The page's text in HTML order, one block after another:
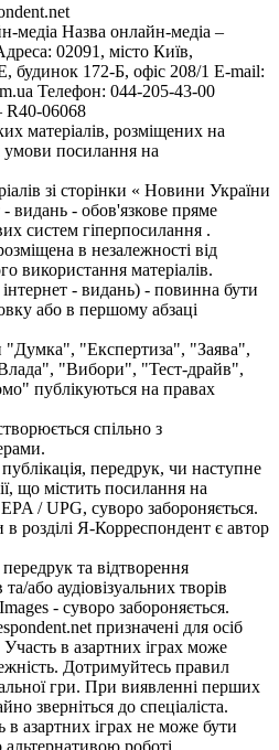
медіа Назва онлайн-медіа –
02091, місто Київ,
172-Б, офіс 208/1 E-mail:
Телефон: 044-205-43-00
R40-06068
матеріалів, розміщених на
умови посилання на
зі сторінки « Новини України
- видань - обов'язкове пряме
систем гіперпосилання .
в незалежності від
використання матеріалів.
- видань) - повинна бути
або в першому абзаці
"Думка", "Експертиза", "Заява",
"Вибори", "Тест-драйв",
публікуються на правах
спільно з
передрук, чи наступне
що містить посилання на
/ UPG, суворо забороняється.
розділі Я-Корреспондент є автор
та відтворення
або аудіовізуальних творів
- суворо забороняється.
призначені для осіб
в азартних іграх може
Дотримуйтесь правил
гри. При виявленні перших
зверніться до спеціаліста.
азартних іграх не може бути
роботі.